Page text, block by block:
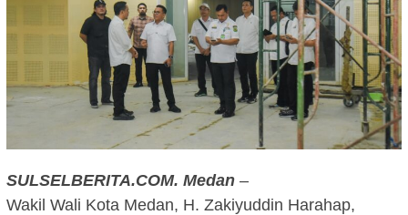
SULSELBERITA.COM. Medan –
Wakil Wali Kota Medan, H. Zakiyuddin Harahap,